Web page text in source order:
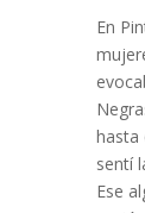
En
hasta
sentí
Ese